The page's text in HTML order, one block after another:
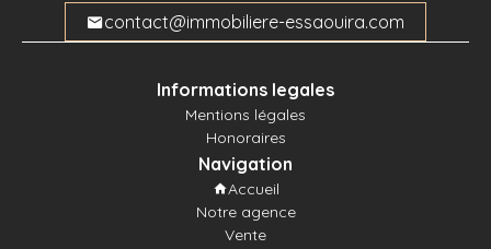
contact@immobiliere-essaouira.com
Informations legales
Mentions légales
Honoraires
Navigation
Accueil
Notre agence
Vente